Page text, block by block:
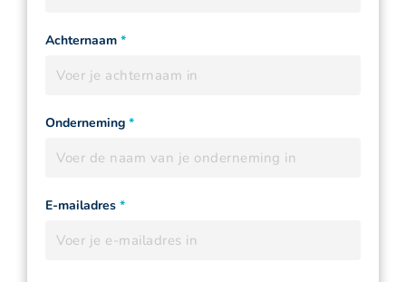
Achternaam *
Onderneming *
E-mailadres *